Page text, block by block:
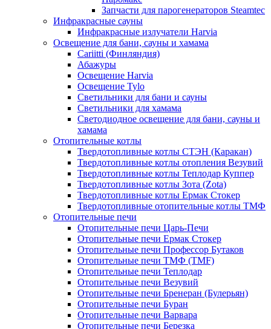
Запчасти для парогенераторов Steamtec
Инфракрасные сауны
Инфракрасные излучатели Harvia
Освещение для бани, сауны и хамама
Cariitti (Финляндия)
Абажуры
Освещение Harvia
Освещение Tylo
Светильники для бани и сауны
Светильники для хамама
Светодиодное освещение для бани, сауны и
хамама
Отопительные котлы
Твердотопливные котлы СТЭН (Каракан)
Твердотопливные котлы отопления Везувий
Твердотопливные котлы Теплодар Куппер
Твердотопливные котлы Зота (Zota)
Твердотопливные котлы Ермак Стокер
Твердотопливные отопительные котлы ТМФ
Отопительные печи
Отопительные печи Царь-Печи
Отопительные печи Ермак Стокер
Отопительные печи Профессор Бутаков
Отопительные печи ТМФ (TMF)
Отопительные печи Теплодар
Отопительные печи Везувий
Отопительные печи Бренеран (Булерьян)
Отопительные печи Буран
Отопительные печи Варвара
Отопительные печи Березка